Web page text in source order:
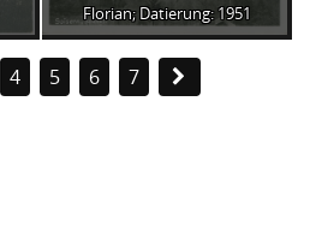
Florian; Datierung: 1951
4 5 6 7